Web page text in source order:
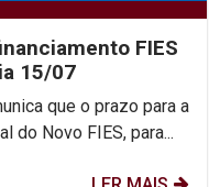
FIES
15/07
que o prazo para a
do Novo FIES, para...